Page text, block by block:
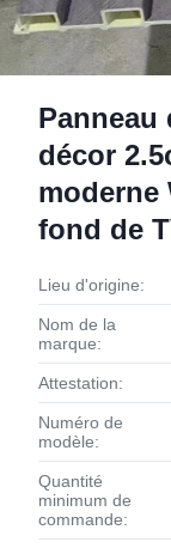
Panneau
décor
moderne
fond de
Lieu d'origine:
Nom de la
marque:
Attestation:
Numéro de
modèle:
Quantité
minimum de
commande: